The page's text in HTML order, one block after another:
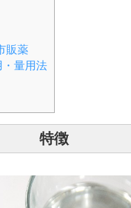
販薬
・量用法
特徴